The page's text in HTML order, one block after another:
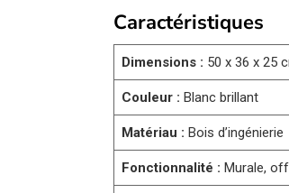
Caractéristiques
Dimensions : 50 x 36 x 25
Couleur : Blanc brillant
Matériau : Bois d’ingénierie
Fonctionnalité : Murale,